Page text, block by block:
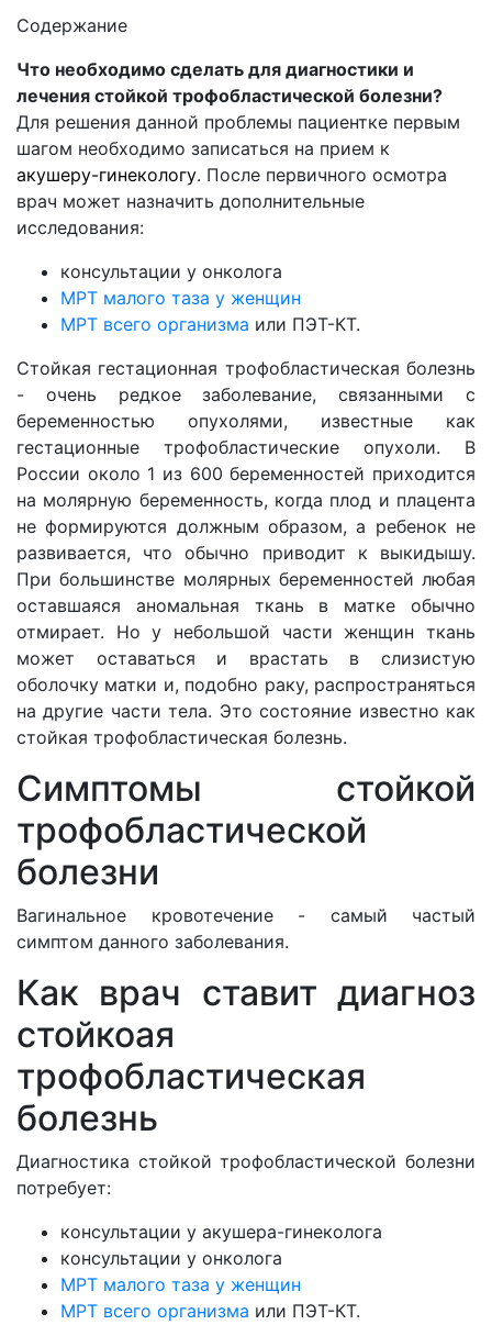
Содержание
Что необходимо сделать для диагностики и
лечения стойкой трофобластической болезни?
Для решения данной проблемы пациентке первым
шагом необходимо записаться на прием к
акушеру-гинекологу. После первичного осмотра
врач может назначить дополнительные
исследования:
консультации у онколога
МРТ малого таза у женщин
МРТ всего организма или ПЭТ-КТ.
Стойкая гестационная трофобластическая болезнь
- очень редкое заболевание, связанными с
беременностью опухолями, известные как
гестационные трофобластические опухоли. В
России около 1 из 600 беременностей приходится
на молярную беременность, когда плод и плацента
не формируются должным образом, а ребенок не
развивается, что обычно приводит к выкидышу.
При большинстве молярных беременностей любая
оставшаяся аномальная ткань в матке обычно
отмирает. Но у небольшой части женщин ткань
может оставаться и врастать в слизистую
оболочку матки и, подобно раку, распространяться
на другие части тела. Это состояние известно как
стойкая трофобластическая болезнь.
Симптомы стойкой
трофобластической
болезни
Вагинальное кровотечение - самый частый
симптом данного заболевания.
Как врач ставит диагноз
стойкоая
трофобластическая
болезнь
Диагностика стойкой трофобластической болезни
потребует:
консультации у акушера-гинеколога
консультации у онколога
МРТ малого таза у женщин
МРТ всего организма или ПЭТ-КТ.